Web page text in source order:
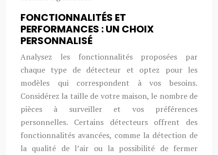
FONCTIONNALITÉS ET
PERFORMANCES : UN CHOIX
PERSONNALISÉ
Analysez les fonctionnalités proposées par
chaque type de détecteur et optez pour les
modèles qui correspondent à vos besoins.
Considérez la taille de votre maison, le nombre de
pièces à surveiller et vos préférences
personnelles. Certains détecteurs offrent des
fonctionnalités avancées, comme la détection de
la qualité de l’air ou la possibilité de fermer